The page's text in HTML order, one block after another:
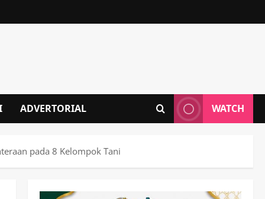
ADVERTORIAL WATCH
pada 8 Kelompok Tani